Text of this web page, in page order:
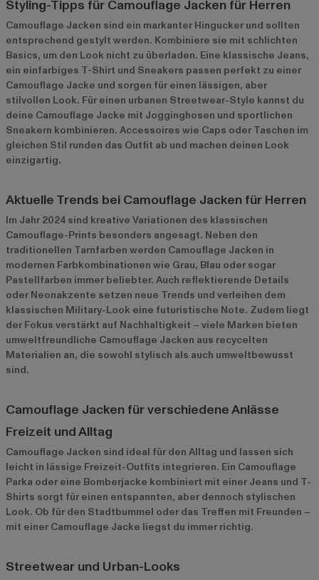
Styling-Tipps für Camouflage Jacken für Herren
Camouflage Jacken sind ein markanter Hingucker und sollten
entsprechend gestylt werden. Kombiniere sie mit schlichten
Basics, um den Look nicht zu überladen. Eine klassische Jeans,
ein einfarbiges T-Shirt und Sneakers passen perfekt zu einer
Camouflage Jacke und sorgen für einen lässigen, aber
stilvollen Look. Für einen urbanen Streetwear-Style kannst du
deine Camouflage Jacke mit Jogginghosen und sportlichen
Sneakern kombinieren. Accessoires wie Caps oder Taschen im
gleichen Stil runden das Outfit ab und machen deinen Look
einzigartig.
Aktuelle Trends bei Camouflage Jacken für Herren
Im Jahr 2024 sind kreative Variationen des klassischen
Camouflage-Prints besonders angesagt. Neben den
traditionellen Tarnfarben werden Camouflage Jacken in
modernen Farbkombinationen wie Grau, Blau oder sogar
Pastellfarben immer beliebter. Auch reflektierende Details
oder Neonakzente setzen neue Trends und verleihen dem
klassischen Military-Look eine futuristische Note. Zudem liegt
der Fokus verstärkt auf Nachhaltigkeit – viele Marken bieten
umweltfreundliche Camouflage Jacken aus recycelten
Materialien an, die sowohl stylisch als auch umweltbewusst
sind.
Camouflage Jacken für verschiedene Anlässe
Freizeit und Alltag
Camouflage Jacken sind ideal für den Alltag und lassen sich
leicht in lässige Freizeit-Outfits integrieren. Ein Camouflage
Parka oder eine Bomberjacke kombiniert mit einer Jeans und T-
Shirts sorgt für einen entspannten, aber dennoch stylischen
Look. Ob für den Stadtbummel oder das Treffen mit Freunden –
mit einer Camouflage Jacke liegst du immer richtig.
Streetwear und Urban-Looks